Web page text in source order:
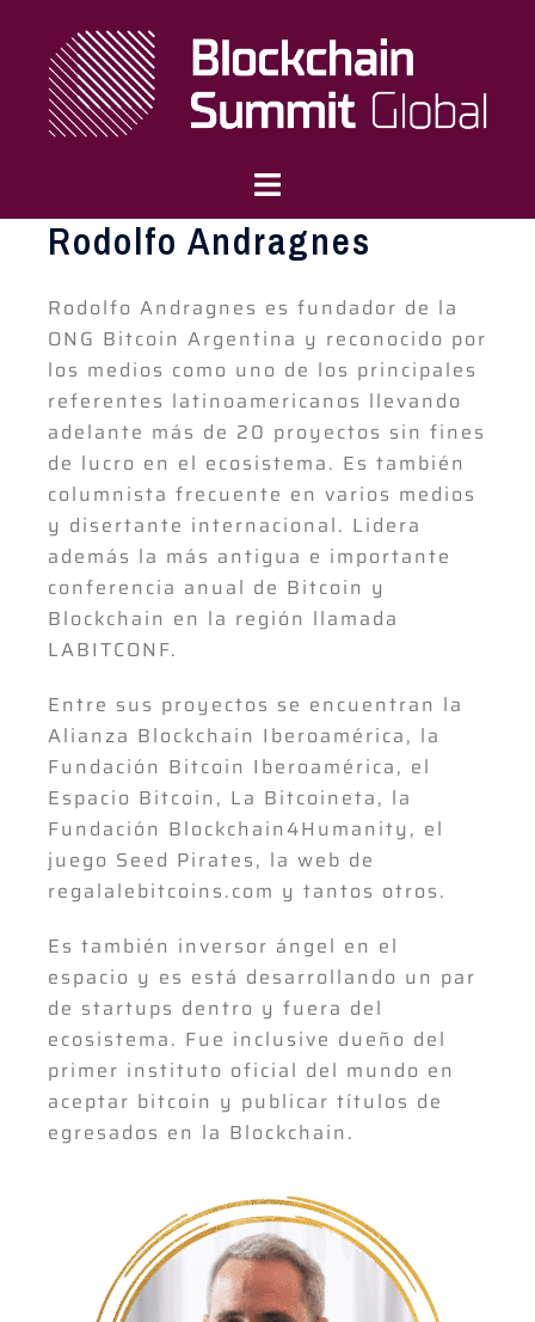
Rodolfo Andragnes
Rodolfo Andragnes es fundador de la
ONG Bitcoin Argentina y reconocido por
los medios como uno de los principales
referentes latinoamericanos llevando
adelante más de 20 proyectos sin fines
de lucro en el ecosistema. Es también
columnista frecuente en varios medios
y disertante internacional. Lidera
además la más antigua e importante
conferencia anual de Bitcoin y
Blockchain en la región llamada
LABITCONF.
Entre sus proyectos se encuentran la
Alianza Blockchain Iberoamérica, la
Fundación Bitcoin Iberoamérica, el
Espacio Bitcoin, La Bitcoineta, la
Fundación Blockchain4Humanity, el
juego Seed Pirates, la web de
regalalebitcoins.com y tantos otros.
Es también inversor ángel en el
espacio y es está desarrollando un par
de startups dentro y fuera del
ecosistema. Fue inclusive dueño del
primer instituto oficial del mundo en
aceptar bitcoin y publicar títulos de
egresados en la Blockchain.